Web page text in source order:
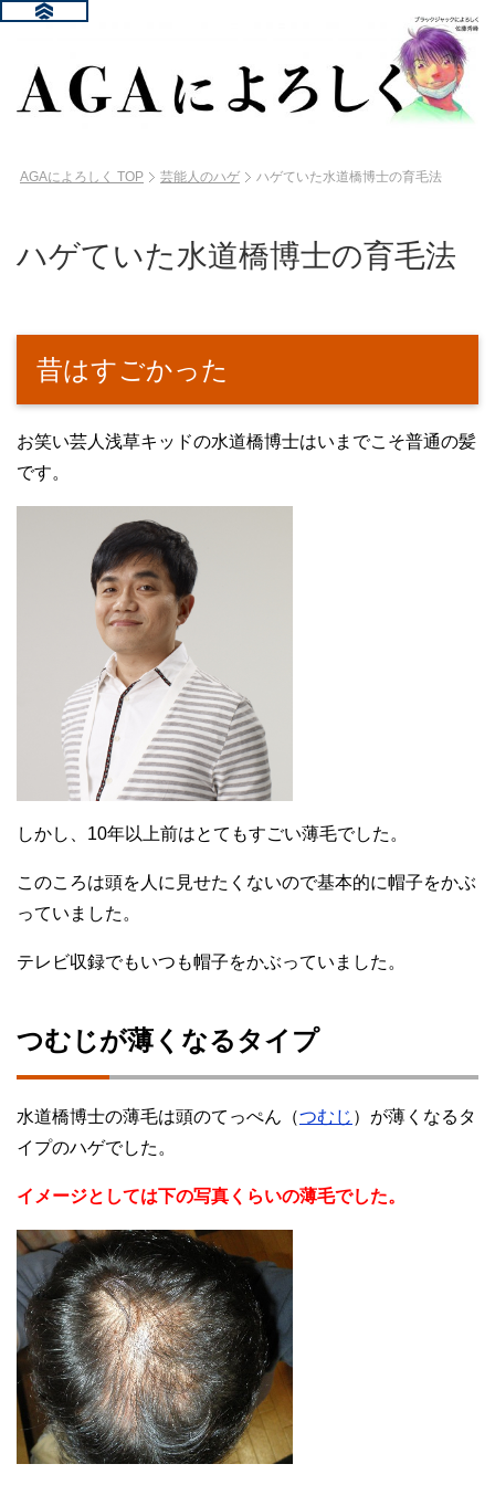
AGAによろしく TOP 芸能人のハゲ ハゲていた水道橋博士の育毛法
ハゲていた水道橋博士の育毛法
昔はすごかった
お笑い芸人浅草キッドの水道橋博士はいまでこそ普通の髪
です。
しかし、10年以上前はとてもすごい薄毛でした。
このころは頭を人に見せたくないので基本的に帽子をかぶ
っていました。
テレビ収録でもいつも帽子をかぶっていました。
つむじが薄くなるタイプ
水道橋博士の薄毛は頭のてっぺん（つむじ ）が薄くなるタ
イプのハゲでした。
イメージとしては下の写真くらいの薄毛でした。